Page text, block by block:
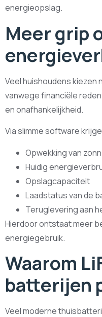
energieopslag.
Meer grip
Veel huishoudens kiezen
vanwege financiële
en onafhankelijkheid.
Via slimme software
Opwekking van
Huidig
Opslagcapaciteit
Laadstatus van de
Teruglevering aan
Hierdoor ontstaat meer
energiegebruik.
Waarom
batterijen
Veel moderne